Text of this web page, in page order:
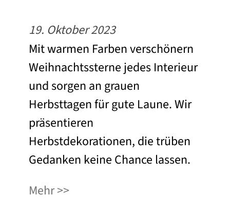
19. Oktober 2023
Mit warmen Farben verschönern
Weihnachtssterne jedes Interieur
und sorgen an grauen
Herbsttagen für gute Laune. Wir
präsentieren
Herbstdekorationen, die trüben
Gedanken keine Chance lassen.
Mehr